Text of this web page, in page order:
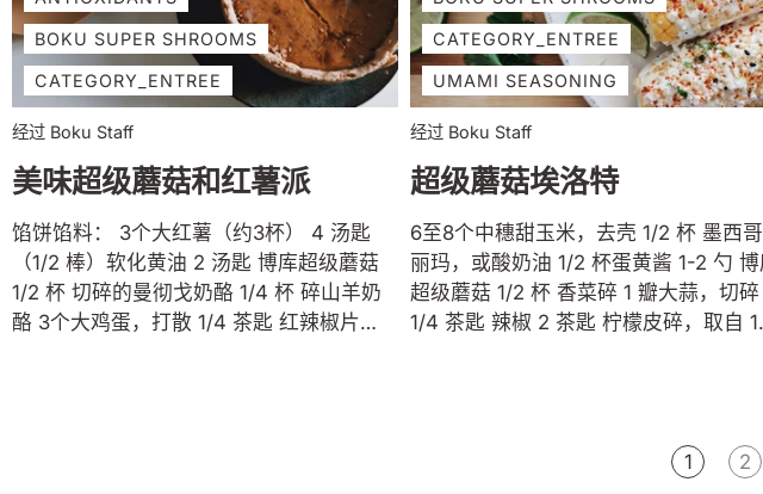
BOKU SUPER SHROOMS
CATEGORY_ENTREE
经过 Boku Staff
美味超级蘑菇和红薯派
馅饼馅料： 3个大红薯（约3杯） 4 汤匙
（1/2 棒）软化黄油 2 汤匙 博库超级蘑菇
1/2 杯 切碎的曼彻戈奶酪 1/4 杯 碎山羊奶
酪 3个大鸡蛋，打散 1/4 茶匙 红辣椒片
CATEGORY_ENTREE
UMAMI SEASONING
经过 Boku Staff
超级蘑菇埃洛特
6至8个中穗甜玉米，去壳 1/2 杯 墨西哥克
丽玛，或酸奶油 1/2 杯蛋黄酱 1-2 勺 博库
超级蘑菇 1/2 杯 香菜碎 1 瓣大蒜，切碎
1/4 茶匙 辣椒 2 茶匙 柠檬皮碎，取自 1
脂、蛋黄酱、Boku Super Shrooms、香
1 2